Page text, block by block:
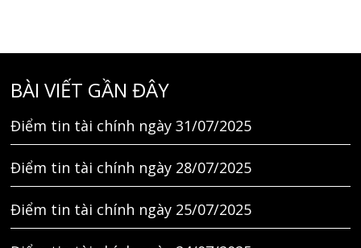
BÀI VIẾT GẦN ĐÂY
Điểm tin tài chính ngày 31/07/2025
Điểm tin tài chính ngày 28/07/2025
Điểm tin tài chính ngày 25/07/2025